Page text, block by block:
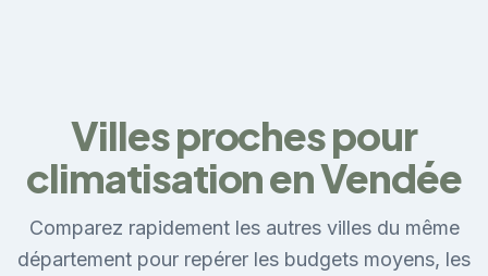
Villes proches pour
climatisation en Vendée
Comparez rapidement les autres villes du même
département pour repérer les budgets moyens, les